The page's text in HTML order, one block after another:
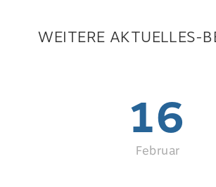
WEITERE AKTUELLES-
16
Februar